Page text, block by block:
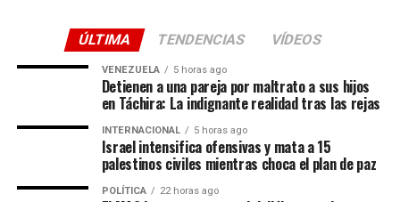
A nivel técnico, la serie no escatima en recursos.
discreto38%de los especialistas frente a un arrollador
de los fans en portales como Rotten Tomatoes.
Para Paris, esta desconexión tiene una explicación
lógica. La joven asegura que el filme está diseñado
milimétricamente para satisfacer a una
“sección muy
específica del fandom”que aún vive en una burbuja de
idealización sobre la vida de su padre.
ÚLTIMA TENDENCIAS VÍDEOS
VENEZUELA 5 horas ago
Detienen a una pareja por maltrato a sus hijos
en Táchira: La indignante realidad tras las rejas
INTERNACIONAL 5 horas ago
Israel intensifica ofensivas y mata a 15
palestinos civiles mientras choca el plan de paz
POLÍTICA 22 horas ago